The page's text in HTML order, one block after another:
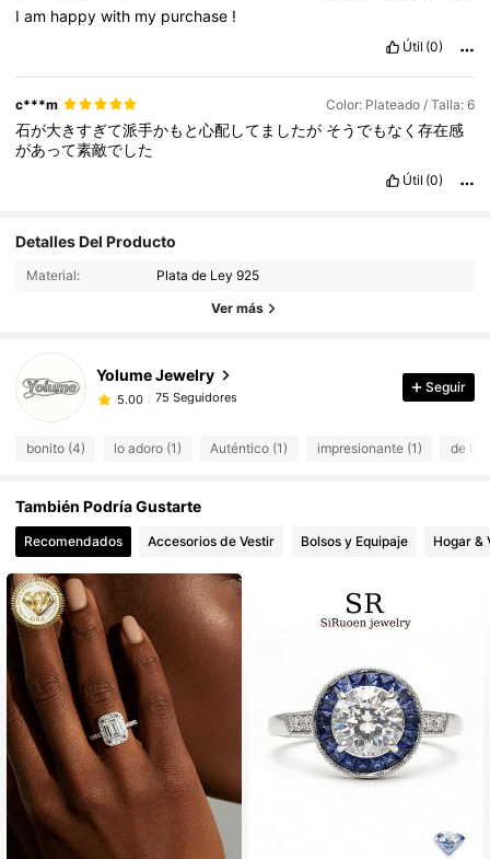
Iam happywith my purchase !
Útil (0)
c***m Color: Plateado / Talla: 6
石が大きすぎて派手かもと心配してましたが そうでもなく存在感
があって素敵でした
Útil (0)
Detalles Del Producto
Material: Plata de Ley 925
Ver más
Yolume Jewelry
5.00 75 Seguidores
75 Seguidores
75 Seguidores
5.00
75 Seguidores
Y***a
seguidoHace 1 día
5.00 75 Seguidores
5.00
5.00 75 Seguidores
Seguir
bonito (4) lo adoro (1) Auténtico (1) impresionante (1) de
También Podría Gustarte
Recomendados Accesorios de Vestir Bolsos y Equipaje Hogar &